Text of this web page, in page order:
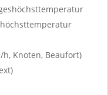
Knoten, Beaufort)